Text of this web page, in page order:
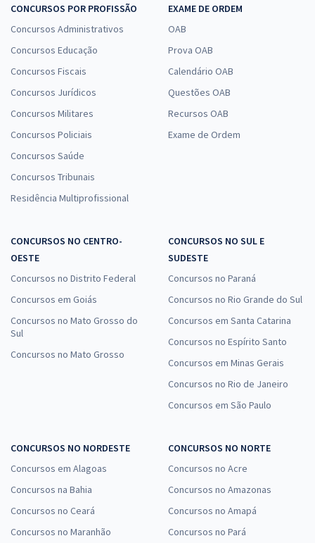
CONCURSOS POR PROFISSÃO
Concursos Administrativos
Concursos Educação
Concursos Fiscais
Concursos Jurídicos
Concursos Militares
Concursos Policiais
Concursos Saúde
Concursos Tribunais
Residência Multiprofissional
EXAME DE ORDEM
OAB
Prova OAB
Calendário OAB
Questões OAB
Recursos OAB
Exame de Ordem
CONCURSOS NO CENTRO-
OESTE
Concursos no Distrito Federal
Concursos em Goiás
Concursos no Mato Grosso do
Sul
Concursos no Mato Grosso
CONCURSOS NO SUL E
SUDESTE
Concursos no Paraná
Concursos no Rio Grande do Sul
Concursos em Santa Catarina
Concursos no Espírito Santo
Concursos em Minas Gerais
Concursos no Rio de Janeiro
Concursos em São Paulo
CONCURSOS NO NORDESTE
Concursos em Alagoas
Concursos na Bahia
Concursos no Ceará
Concursos no Maranhão
CONCURSOS NO NORTE
Concursos no Acre
Concursos no Amazonas
Concursos no Amapá
Concursos no Pará